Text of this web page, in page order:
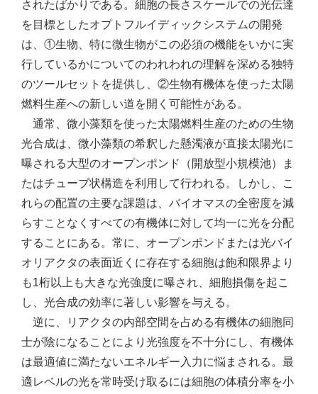
されたばかりである。細胞の長さスケールでの光伝達
を目標としたオプトフルイディックシステムの開発
は、①生物、特に微生物がこの必須の機能をいかに実
行しているかについてのわれわれの理解を深める独特
のツールセットを提供し、②生物有機体を使った太陽
燃料生産への新しい道を開く可能性がある。
通常、微小藻類を使った太陽燃料生産のための生物
光合成は、微小藻類の希釈した懸濁液が直接太陽光に
曝される大型のオープンポンド（開放型小規模池）ま
たはチューブ状構造を利用して行われる。しかし、こ
れらの配置の主要な課題は、バイオマスの全密度を減
らすことなくすべての有機体に対して均一に光を分配
することにある。常に、オープンポンドまたは光バイ
オリアクタの表面近くに存在する細胞は飽和限界より
も1桁以上も大きな光強度に曝され、細胞損傷を起こ
し、光合成の効率に著しい影響を与える。
逆に、リアクタの内部空間を占める有機体の細胞同
士が陰になることにより光強度を不十分にし、有機体
は最適値に満たないエネルギー入力に悩まされる。最
適レベルの光を常時受け取るには細胞の体積分率を小